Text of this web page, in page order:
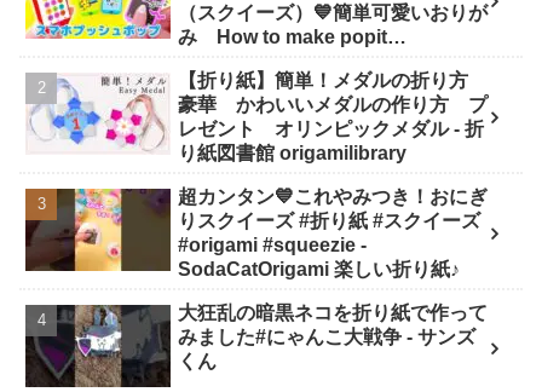
（スクイーズ）💙簡単可愛いおりが
み How to make popit
SodaCatOrigami 楽しい折り紙♪
【折り紙】簡単！メダルの折り方
豪華 かわいいメダルの作り方 プ
レゼント オリンピックメダル - 折
り紙図書館 origamilibrary
超カンタン💙これやみつき！おにぎ
りスクイーズ #折り紙 #スクイーズ
#origami #squeezie -
SodaCatOrigami 楽しい折り紙♪
大狂乱の暗黒ネコを折り紙で作って
みました#にゃんこ大戦争 - サンズ
くん